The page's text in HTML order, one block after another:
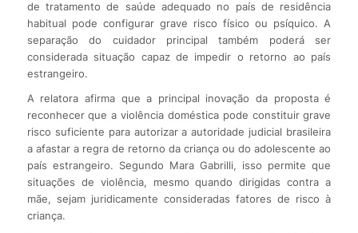
de tratamento de saúde adequado no país de residência
habitual pode configurar grave risco físico ou psíquico. A
separação do cuidador principal também poderá ser
considerada situação capaz de impedir o retorno ao país
estrangeiro.
A relatora afirma que a principal inovação da proposta é
reconhecer que a violência doméstica pode constituir grave
risco suficiente para autorizar a autoridade judicial brasileira
a afastar a regra de retorno da criança ou do adolescente ao
país estrangeiro. Segundo Mara Gabrilli, isso permite que
situações de violência, mesmo quando dirigidas contra a
mãe, sejam juridicamente consideradas fatores de risco à
criança.